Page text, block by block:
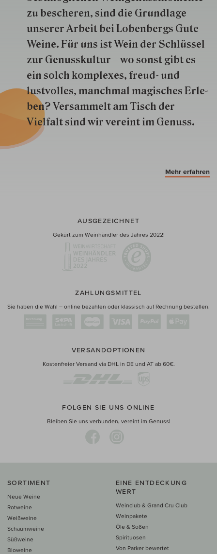
zu besche­ren, sind die Grund­lage
unserer Arbeit bei Lobenbergs Gute
Weine. Für uns ist Wein der Schlüs­sel
zur Genuss­kultur – wo sonst gibt es
ein solch kom­plexes, freud- und
lustvolles, manchmal ma­gisch­es Er­le­
ben? Versammelt am Tisch der
Vielfalt sind wir ver­eint im Genuss.
Mehr erfahren
AUSGEZEICHNET
Gekürt zum Weinhändler des Jahres 2022!
ZAHLUNGSMITTEL
Sie haben die Wahl – online bezahlen oder klassisch auf Rechnung bestellen.
VERSANDOPTIONEN
Kostenfreier Versand via DHL in DE und AT ab 60€.
FOLGEN SIE UNS ONLINE
Bleiben Sie uns verbunden, vereint im Genuss!
SORTIMENT
Neue Weine
Rotweine
Weißweine
Schaumweine
Süßweine
Bioweine
EINE ENTDECKUNG
WERT
Weinclub & Grand Cru Club
Weinpakete
Öle & Soßen
Spirituosen
Von Parker bewertet